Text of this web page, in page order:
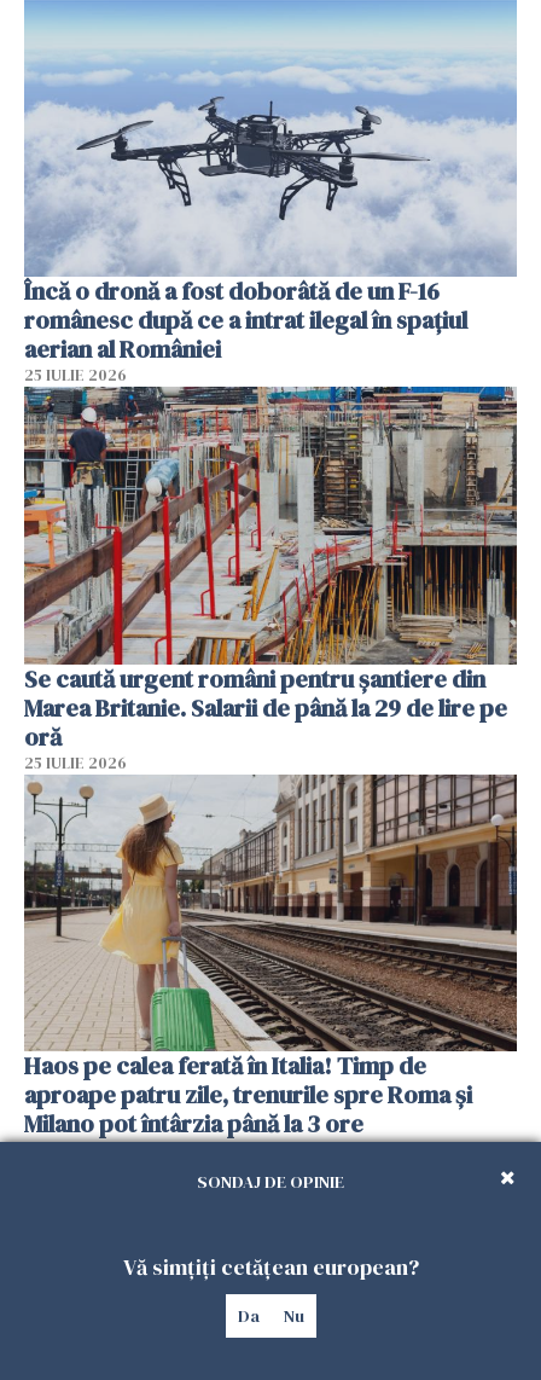
Încă o dronă a fost doborâtă de un F-16
românesc după ce a intrat ilegal în spațiul
aerian al României
25 IULIE 2026
Se caută urgent români pentru șantiere din
Marea Britanie. Salarii de până la 29 de lire pe
oră
25 IULIE 2026
Haos pe calea ferată în Italia! Timp de
aproape patru zile, trenurile spre Roma și
Milano pot întârzia până la 3 ore
SONDAJ DE OPINIE
Vă simțiți cetățean european?
Da Nu